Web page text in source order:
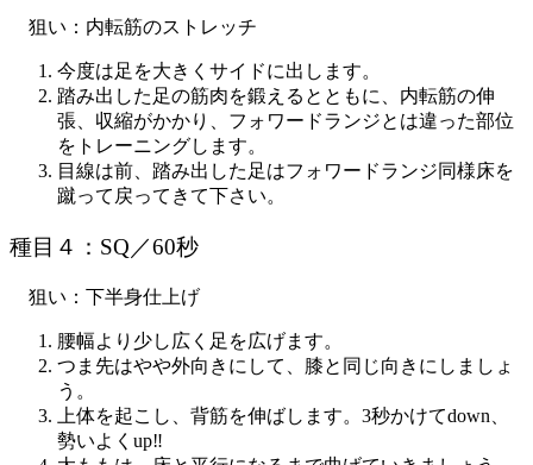
狙い：内転筋のストレッチ
今度は足を大きくサイドに出します。
踏み出した足の筋肉を鍛えるとともに、 内転筋の伸
張、収縮がかかり、フォワードランジとは違った部位
をトレーニングします。
目線は前、踏み出した足はフォワードランジ同様床を
蹴って戻ってきて下さい。
種目４：SQ／60秒
狙い：下半身仕上げ
腰幅より少し広く足を広げます。
つま先はやや外向きにして、膝と同じ向きにしましょ
う。
上体を起こし、背筋を伸ばします。3秒かけてdown、
勢いよくup‼